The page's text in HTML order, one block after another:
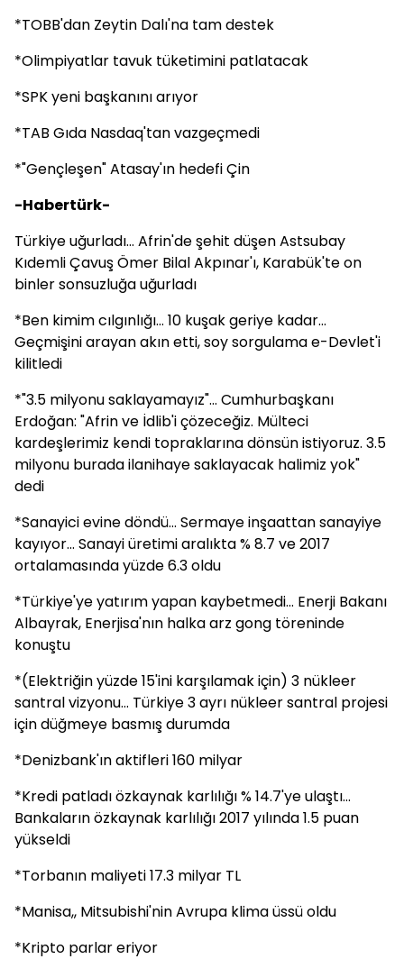
*TOBB'dan Zeytin Dalı'na tam destek
*Olimpiyatlar tavuk tüketimini patlatacak
*SPK yeni başkanını arıyor
*TAB Gıda Nasdaq'tan vazgeçmedi
*"Gençleşen" Atasay'ın hedefi Çin
-Habertürk-
Türkiye uğurladı... Afrin'de şehit düşen Astsubay
Kıdemli Çavuş Ömer Bilal Akpınar'ı, Karabük'te on
binler sonsuzluğa uğurladı
*Ben kimim cılgınlığı... 10 kuşak geriye kadar...
Geçmişini arayan akın etti, soy sorgulama e-Devlet'i
kilitledi
*"3.5 milyonu saklayamayız"... Cumhurbaşkanı
Erdoğan: "Afrin ve İdlib'i çözeceğiz. Mülteci
kardeşlerimiz kendi topraklarına dönsün istiyoruz. 3.5
milyonu burada ilanihaye saklayacak halimiz yok"
dedi
*Sanayici evine döndü... Sermaye inşaattan sanayiye
kayıyor... Sanayi üretimi aralıkta % 8.7 ve 2017
ortalamasında yüzde 6.3 oldu
*Türkiye'ye yatırım yapan kaybetmedi... Enerji Bakanı
Albayrak, Enerjisa'nın halka arz gong töreninde
konuştu
*(Elektriğin yüzde 15'ini karşılamak için) 3 nükleer
santral vizyonu... Türkiye 3 ayrı nükleer santral projesi
için düğmeye basmış durumda
*Denizbank'ın aktifleri 160 milyar
*Kredi patladı özkaynak karlılığı % 14.7'ye ulaştı...
Bankaların özkaynak karlılığı 2017 yılında 1.5 puan
yükseldi
*Torbanın maliyeti 17.3 milyar TL
*Manisa,, Mitsubishi'nin Avrupa klima üssü oldu
*Kripto parlar eriyor